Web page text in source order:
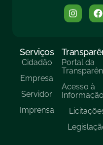
Serviços
Cidadão
Empresa
Servidor
Imprensa
Portal da
Acesso à
Informação